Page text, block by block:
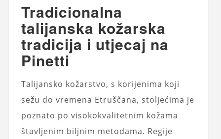
Tradicionalna
talijanska kožarska
tradicija i utjecaj na
Pinetti
Talijansko kožarstvo, s korijenima koji
sežu do vremena Etruščana, stoljećima je
poznato po visokokvalitetnim kožama
štavljenim biljnim metodama. Regije